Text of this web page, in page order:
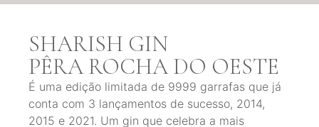
SHARISH GIN
PÊRA ROCHA DO OESTE
É uma edição limitada de 9999 garrafas que já
conta com 3 lançamentos de sucesso, 2014,
2015 e 2021. Um gin que celebra a mais